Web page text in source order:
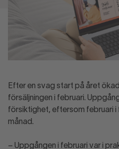
Efter en svag start på året
försäljningen i februari.
försiktighet, eftersom februari
månad.
– Uppgången i februari var i